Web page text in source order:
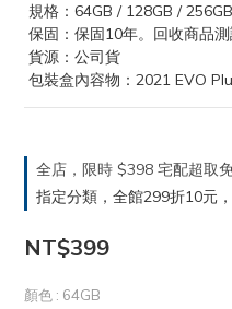
規格：64GB / 128GB /
保固：保固10年。回收商品測
貨源：公司貨
包裝盒內容物：2021 EVO
全店，限時 $398 宅配超取
指定分類，全館299折10元
NT$399
顏色 : 64GB